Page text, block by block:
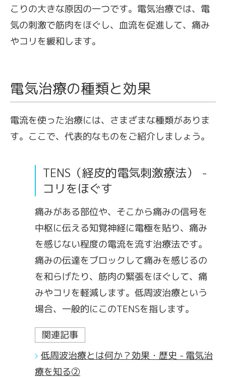
こりの大きな原因の一つです。電気治療では、電
気の刺激で筋肉をほぐし、血流を促進して、痛み
やコリを緩和します。
電気治療の種類と効果
電流を使った治療には、さまざまな種類がありま
す。ここで、代表的なものをご紹介しましょう。
TENS（経皮的電気刺激療法） -
コリをほぐす
痛みがある部位や、そこから痛みの信号を
中枢に伝える知覚神経に電極を貼り、痛み
を感じない程度の電流を流す治療法です。
痛みの伝達をブロックして痛みを感じるの
を和らげたり、筋肉の緊張をほぐして、痛
みやコリを軽減します。低周波治療という
場合、一般的にこのTENSを指します。
関連記事
低周波治療とは何か？効果・歴史 - 電気治
療を知る②